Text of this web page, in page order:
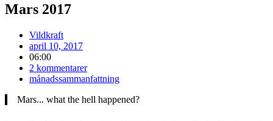
Mars 2017
Vildkraft
april 10, 2017
06:00
2 kommentarer
månadssammanfattning
Mars... what the hell happened?